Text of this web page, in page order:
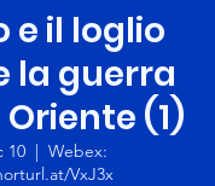
e il loglio
la guerra
(1)
10
  |
Webex:
VxJ3x